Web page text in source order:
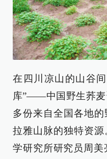
在四川凉山的山谷
库”——中国野生荞麦
多份来自全国各地
拉雅山脉的独特资
学研究所研究员周美